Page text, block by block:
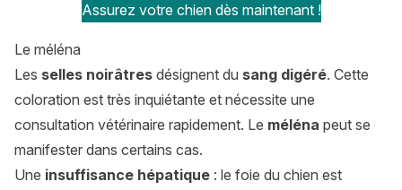
Assurez votre chien dès maintenant !
Le méléna
Les selles noirâtres désignent du sang digéré. Cette
coloration est très inquiétante et nécessite une
consultation vétérinaire rapidement. Le méléna peut se
manifester dans certains cas.
Une insuffisance hépatique : le foie du chien est